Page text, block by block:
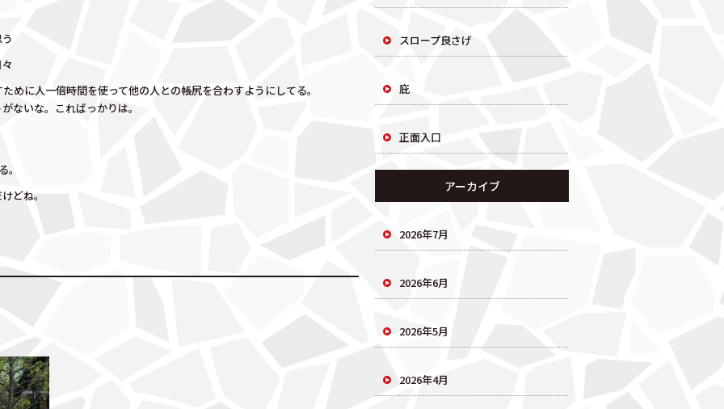
めに人一倍時間を使って他の人との帳尻を合わすようにしてる。
ないな。こればっかりは。
どね。
スロープ良さげ
庇
正面入口
アーカイブ
2026年7月
2026年6月
2026年5月
2026年4月